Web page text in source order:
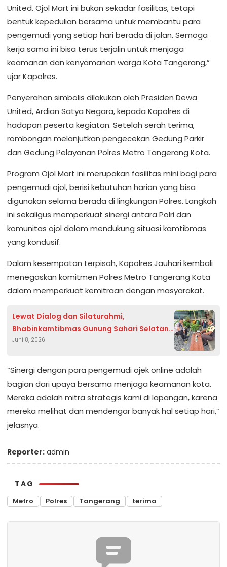
United. Ojol Mart ini bukan sekadar fasilitas, tetapi
bentuk kepedulian bersama untuk membantu para
pengemudi yang setiap hari berada di jalan. Semoga
kerja sama ini bisa terus terjalin untuk menjaga
keamanan dan kenyamanan warga Kota Tangerang,”
ujar Kapolres.
Penyerahan simbolis dilakukan oleh Presiden Dewa
United, Ardian Satya Negara, kepada Kapolres di
hadapan peserta kegiatan. Setelah serah terima,
rombongan melanjutkan pengecekan Gedung Parkir
dan Gedung Pelayanan Polres Metro Tangerang Kota.
Program Ojol Mart ini merupakan fasilitas mini bagi para
pengemudi ojol, berisi kebutuhan harian yang bisa
digunakan selama berada di lingkungan Polres. Langkah
ini sekaligus memperkuat sinergi antara Polri dan
komunitas ojol dalam mendukung situasi kamtibmas
yang kondusif.
Dalam kesempatan terpisah, Kapolres Jauhari kembali
menegaskan komitmen Polres Metro Tangerang Kota
dalam memperkuat kemitraan dengan masyarakat.
Lewat Dialog dan Silaturahmi,
Bhabinkamtibmas Gunung Sahari Selatan
Hadirkan Rasa Aman bagi Warga
Juni 8, 2026
“Sinergi dengan para pengemudi ojek online adalah
bagian dari upaya bersama menjaga keamanan kota.
Mereka adalah mitra strategis kami di lapangan, karena
mereka melihat dan mendengar banyak hal setiap hari,”
jelasnya.
Reporter: admin
TAG
Metro Polres Tangerang terima